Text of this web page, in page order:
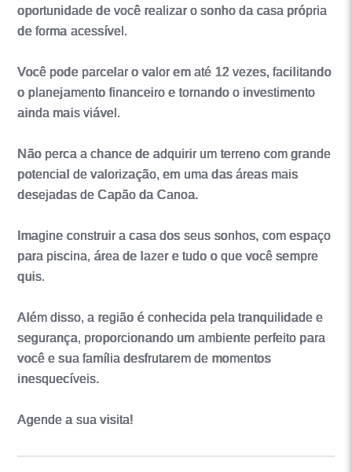
oportunidade de você realizar o sonho da casa própria
de forma acessível.
Você pode parcelar o valor em até 12 vezes, facilitando
o planejamento financeiro e tornando o investimento
ainda mais viável.
Não perca a chance de adquirir um terreno com grande
potencial de valorização, em uma das áreas mais
desejadas de Capão da Canoa.
Imagine construir a casa dos seus sonhos, com espaço
para piscina, área de lazer e tudo o que você sempre
quis.
Além disso, a região é conhecida pela tranquilidade e
segurança, proporcionando um ambiente perfeito para
você e sua família desfrutarem de momentos
inesquecíveis.
Agende a sua visita!